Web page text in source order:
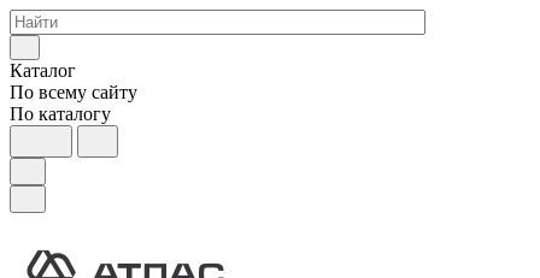
Каталог
По всему сайту
По каталогу